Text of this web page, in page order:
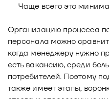
Чаще всего это
Организацию процесса
персонала можно
когда менеджеру нужно
есть вакансию, среди
потребителей. Поэтому
также имеет этапы,